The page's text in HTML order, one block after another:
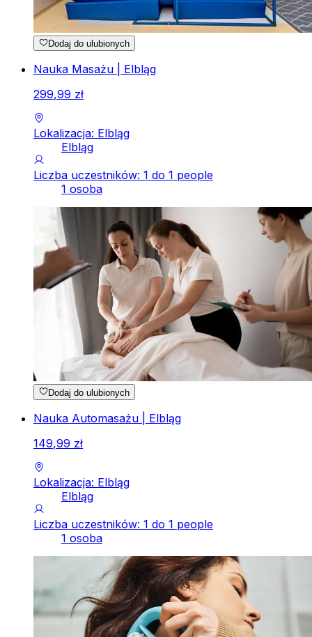
Dodaj do ulubionych
Nauka Masażu | Elbląg
299,99 zł
Lokalizacja: Elbląg
Elbląg
Liczba uczestników: 1 do 1 people
1 osoba
Dodaj do ulubionych
Nauka Automasażu | Elbląg
149,99 zł
Lokalizacja: Elbląg
Elbląg
Liczba uczestników: 1 do 1 people
1 osoba